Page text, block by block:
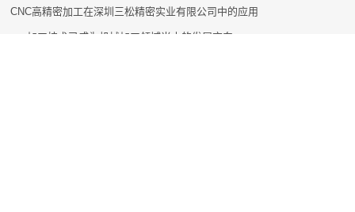
CNC高精密加工在深圳三松精密实业有限公司中的应用
cnc加工技术已成为机械加工领域当中的发展方向